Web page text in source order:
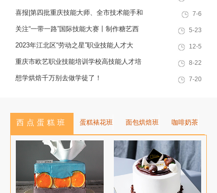
感与创新思维的复合型行业高技能
人才，是集技能培训、证书认定、
训”职业技能提升计划活动
喜报|第四批重庆技能大师、全市技术能手和
巴渝青年技能之星名单出炉，重庆欧艺职业
技能培训学校技能人才榜上有名！
7-6
关注“一带一路”国际技能大赛丨制作糖艺西
点，看手艺更考验审美
5-23
2023年江北区“劳动之星”职业技能人才大
赛，我校选手荣获互联网营销师第一名
12-5
重庆市欧艺职业技能培训学校高技能人才培
训基地建设专家指导会会议简报
8-22
想学烘焙千万别去做学徒了！ 7-20
西点蛋糕班 蛋糕裱花班 面包烘焙班 咖啡奶茶